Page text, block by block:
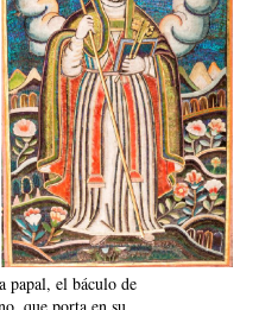
papal, el báculo de